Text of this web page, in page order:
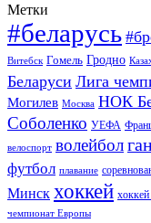
Метки
#беларусь
Витебск Гомель Гродно
Беларуси Лига
Могилев Москва НОК
Соболенко УЕФА
велоспорт волейбол
футбол плавание
Минск хоккей хоккей
чемпионат Европы